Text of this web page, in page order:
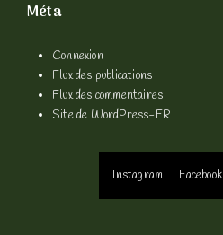
Méta
Connexion
Flux des publications
Flux des commentaires
Site de WordPress-FR
Menu
Instagram Facebook